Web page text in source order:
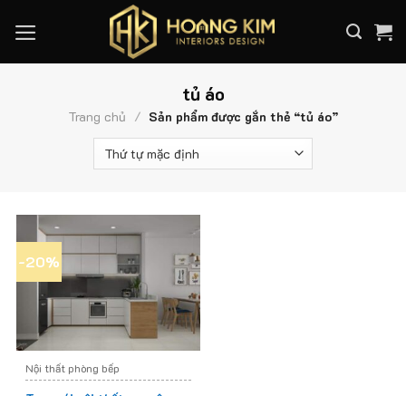
tủ áo
Trang chủ / Sản phẩm được gắn thẻ “tủ áo”
-20%
Nội thất phòng bếp